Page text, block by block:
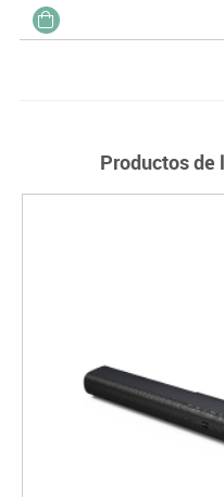
Sensibilidad: 88dB
Woofers: 51/4» Polipropileno
Productos de